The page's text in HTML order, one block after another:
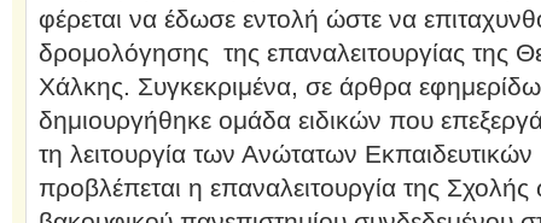
φέρεται να έδωσε εντολή ώστε να
δρομολόγησης της επαναλειτουργίας της
Χάλκης. Συγκεκριμένα, σε άρθρα
δημιουργήθηκε ομάδα ειδικών που
τη λειτουργία των Ανώτατων
προβλέπεται η επαναλειτουργία της